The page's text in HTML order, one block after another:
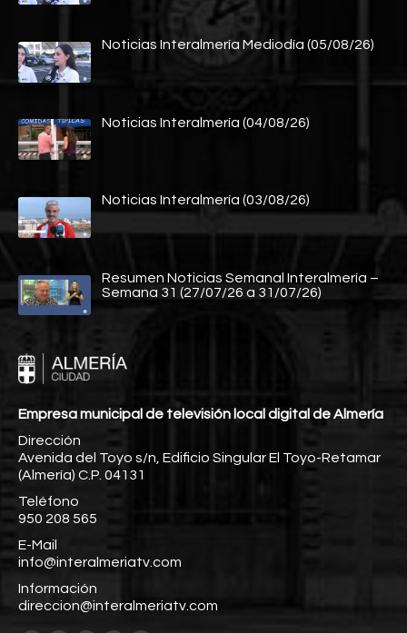
Noticias Interalmería Mediodía (05/08/26)
Noticias Interalmería (04/08/26)
Noticias Interalmería (03/08/26)
Resumen Noticias Semanal Interalmería –
Semana 31 (27/07/26 a 31/07/26)
Empresa municipal de televisión local digital de Almería
Dirección
Avenida del Toyo s/n, Edificio Singular El Toyo-Retamar
(Almería) C.P. 04131
Teléfono
950 208 565
E-Mail
info@interalmeriatv.com
Información
direccion@interalmeriatv.com